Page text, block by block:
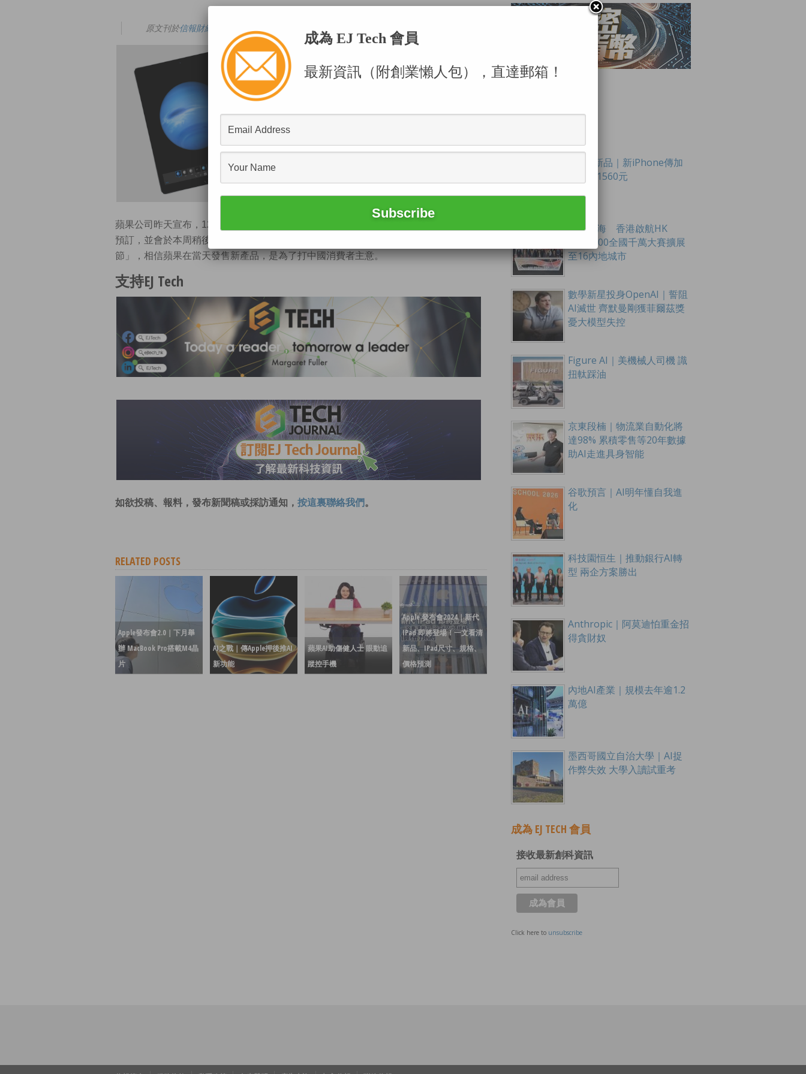
原文刊於信報財經新聞
蘋果公司昨天宣布，12.9吋超大型平板電腦iPad Pro將於明天（11月11日）起接受網上
預訂，並會於本周稍後在零售店開賣，售價由799美元起。明天是內地流行的「光棍
節」，相信蘋果在當天發售新產品，是為了打中國消費者主意。
支持EJ Tech
如欲投稿、報料，發布新聞稿或採訪通知， 按這裏聯絡我們 。
RELATED POSTS
Apple發布會2.0｜下月舉
辦 MacBook Pro搭載M4晶
片
AI之戰｜傳Apple押後推AI
新功能
蘋果AI助傷健人士 眼動追
蹤控手機
Apple 發布會2024｜新代
IPad 即將登場！一文看清
新品、iPad尺寸、規格、
價格預測
POPULAR POSTS
Apple新品｜新iPhone傳加
價最多1560元
創科出海 香港啟航HK
Tech 300全國千萬大賽擴展
至16內地城市
數學新星投身OpenAI｜誓阻
AI滅世 齊默曼剛獲菲爾茲獎
憂大模型失控
Figure AI｜美機械人司機 識
扭軚踩油
京東段楠｜物流業自動化將
達98% 累積零售等20年數據
助AI走進具身智能
谷歌預言｜AI明年懂自我進
化
科技園恒生｜推動銀行AI轉
型 兩企方案勝出
Anthropic｜阿莫迪怕重金招
得貪財奴
內地AI產業｜規模去年逾1.2
萬億
墨西哥國立自治大學｜AI捉
作弊失效 大學入讀試重考
成為 EJ TECH 會員
接收最新創科資訊
Click here to unsubscribe
成為 EJ Tech 會員
最新資訊（附創業懶人包），直達郵箱！